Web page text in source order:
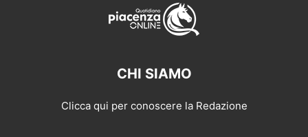
CHI SIAMO
Clicca qui per conoscere la Redazione